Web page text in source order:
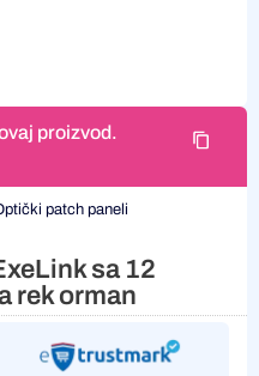
proizvod.
patch paneli
sa 12
rek orman